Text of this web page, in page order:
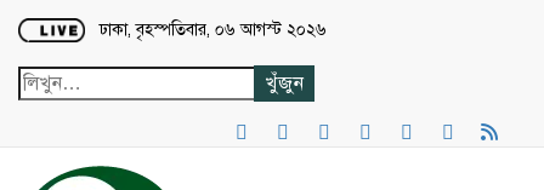
Loading...
ঢাকা, বৃহস্পতিবার, ০৬ আগস্ট ২০২৬